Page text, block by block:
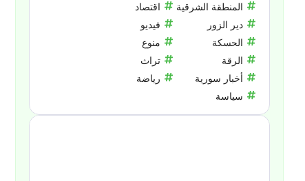
المنطقة الشرقية
دير الزور
الحسكة
الرقة
أخبار سورية
سياسة
اقتصاد
فيديو
منوع
تراث
رياضة